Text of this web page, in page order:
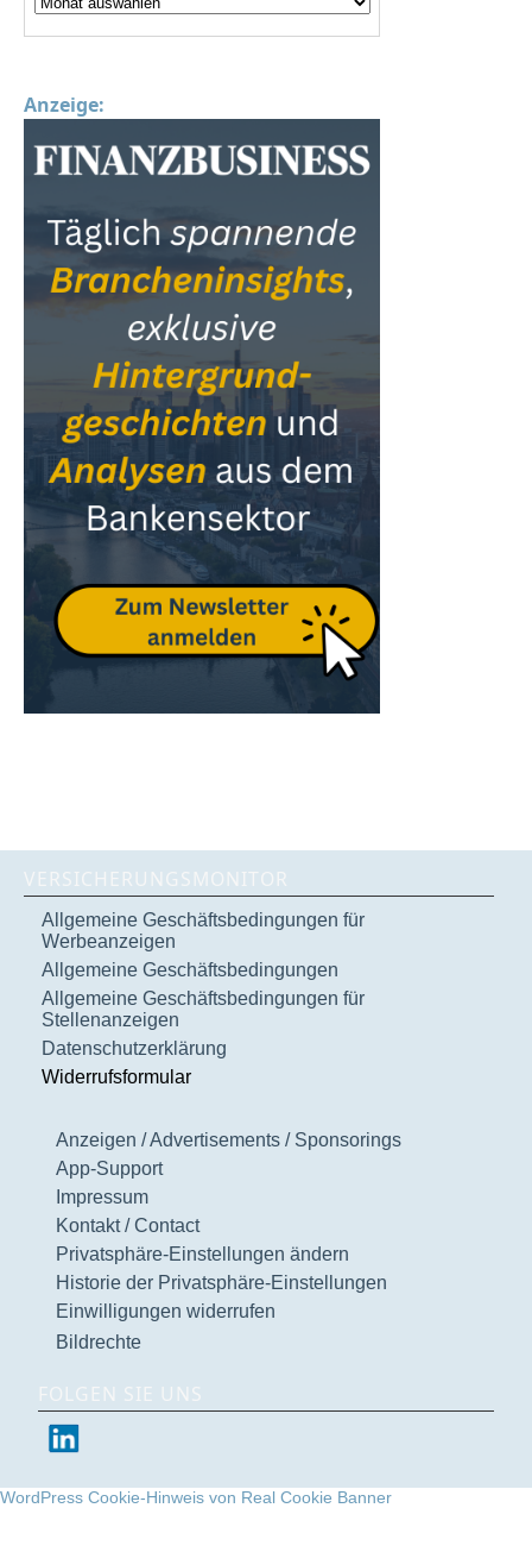
Anzeige:
VERSICHERUNGSMONITOR
Allgemeine Geschäftsbedingungen für
Werbeanzeigen
Allgemeine Geschäftsbedingungen
Allgemeine Geschäftsbedingungen für
Stellenanzeigen
Datenschutzerklärung
Widerrufsformular
Anzeigen / Advertisements / Sponsorings
App-Support
Impressum
Kontakt / Contact
Privatsphäre-Einstellungen ändern
Historie der Privatsphäre-Einstellungen
Einwilligungen widerrufen
Bildrechte
FOLGEN SIE UNS
WordPress Cookie-Hinweis von Real Cookie Banner